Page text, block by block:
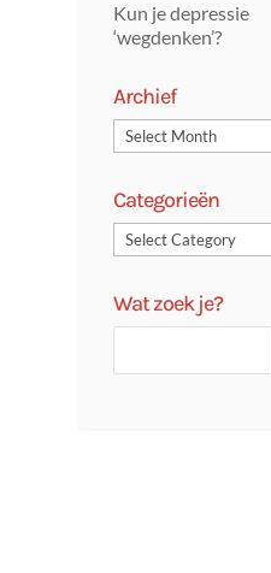
Kun je depressie
‘wegdenken’?
Archief
Categorieën
Wat zoek je?